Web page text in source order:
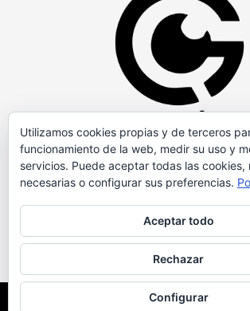
Copyright © Todos los derechos
Utilizamos cookies propias y de terceros
funcionamiento de la web, medir su uso y
servicios. Puede aceptar todas las cookies,
necesarias o configurar sus preferencias.
Aceptar todo
Rechazar
Configurar